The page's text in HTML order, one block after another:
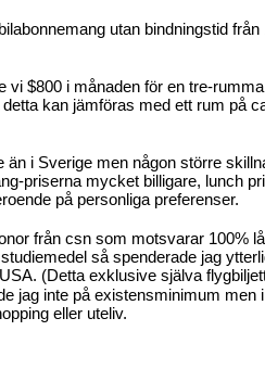
utan bindningstid
vi $800 i månaden för en tre-
detta kan jämföras med ett rum på
än i Sverige men någon större
priserna mycket billigare, lunch
på personliga preferenser.
från csn som motsvarar 100%
så spenderade jag
(Detta exklusive själva
jag inte på existensminimum men
eller uteliv.